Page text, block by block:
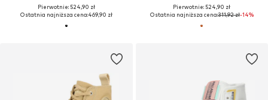
Pierwotnie: 524,90 zł
Ostatnia najniższa cena:469,90 zł
Pierwotnie: 524,90 zł
Ostatnia najniższa cena:311,92 zł-14%